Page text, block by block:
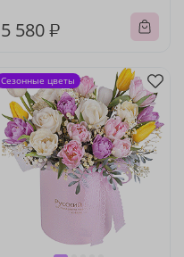
5 580 ₽
Сезонные цветы